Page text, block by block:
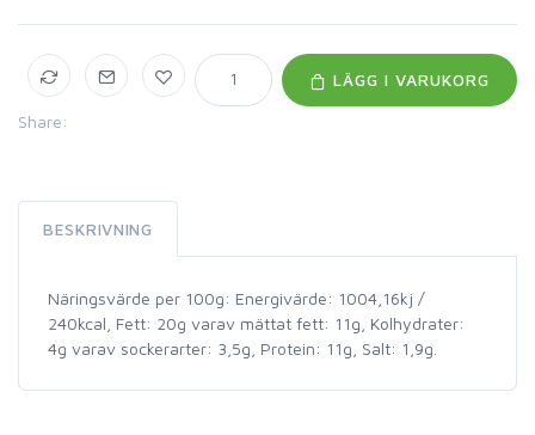
Share:
LÄGG I VARUKORG
BESKRIVNING
Näringsvärde per 100g: Energivärde: 1004,16kj /
240kcal, Fett: 20g varav mättat fett: 11g, Kolhydrater:
4g varav sockerarter: 3,5g, Protein: 11g, Salt: 1,9g.